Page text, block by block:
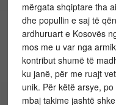
mërgata shqiptare tha
dhe popullin e saj të
ardhuruart e Kosovës
mos me u var nga
kontribut shumë të
ku janë, për me ruajt
unik. Për këtë arsye,
mbaj takime jashtë